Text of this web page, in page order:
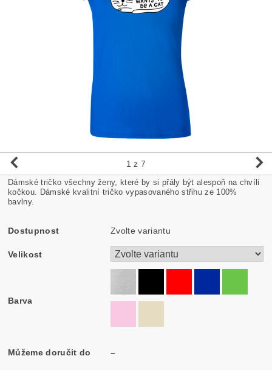
1 z 7
Dámské tričko všechny ženy, které by si přály být alespoň na chvíli
kočkou. Dámské kvalitní tričko vypasovaného střihu ze 100%
bavlny.
Dostupnost Zvolte variantu
Velikost
Barva
Můžeme doručit do –